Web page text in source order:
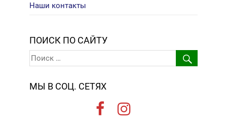
Наши контакты
ПОИСК ПО САЙТУ
МЫ В СОЦ. СЕТЯХ